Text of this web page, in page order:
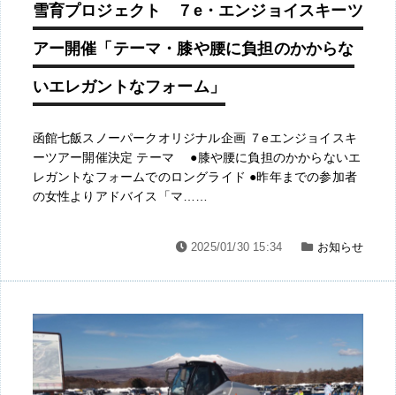
雪育プロジェクト ７e・エンジョイスキーツ
アー開催「テーマ・膝や腰に負担のかからな
いエレガントなフォーム」
函館七飯スノーパークオリジナル企画 ７eエンジョイスキ
ーツアー開催決定 テーマ ●膝や腰に負担のかからないエ
レガントなフォームでのロングライド ●昨年までの参加者
の女性よりアドバイス「マ……
2025/01/30 15:34 お知らせ